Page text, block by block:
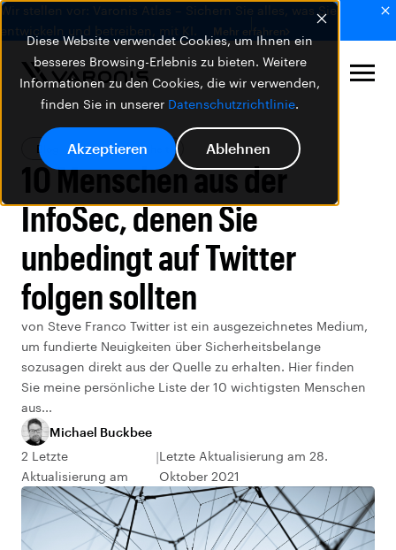
Diese Website verwendet Cookies, um Ihnen ein
besseres Browsing-Erlebnis zu bieten. Weitere
Informationen zu den Cookies, die wir verwenden,
finden Sie in unserer Datenschutzrichtlinie.
Akzeptieren Ablehnen
Wir stellen vor: Varonis Atlas – Sichern Sie alles, was Sie
entwickeln und betreiben, mit KI.
Mehr erfahren
Blog Datensicherheit
10 Menschen aus der
InfoSec, denen Sie
unbedingt auf Twitter
folgen sollten
von Steve Franco Twitter ist ein ausgezeichnetes Medium,
um fundierte Neuigkeiten über Sicherheitsbelange
sozusagen direkt aus der Quelle zu erhalten. Hier finden
Sie meine persönliche Liste der 10 wichtigsten Menschen
aus...
Michael Buckbee
2 Letzte
Aktualisierung am
Letzte Aktualisierung am 28.
Oktober 2021